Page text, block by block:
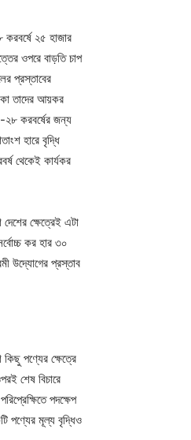
২৫ হাজার
ওপরে বাড়তি চাপ
প্রস্তাবের
তাদের আয়কর
২৮ করবর্ষের জন্য
হারে বৃদ্ধি
থেকেই কার্যকর
ক্ষেত্রেই এটা
কর হার ৩০
উদ্যোগের প্রস্তাব
পণ্যের ক্ষেত্রে
শেষ বিচারে
পদক্ষেপ
পণ্যের মূল্য বৃদ্ধিও